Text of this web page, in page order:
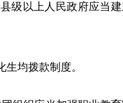
级以上人民政府应当
均拨款制度。